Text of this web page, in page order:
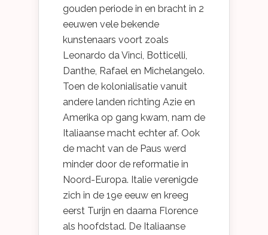
gouden periode in en bracht in 2
eeuwen vele bekende
kunstenaars voort zoals
Leonardo da Vinci, Botticelli,
Danthe, Rafael en Michelangelo.
Toen de kolonialisatie vanuit
andere landen richting Azie en
Amerika op gang kwam, nam de
Italiaanse macht echter af. Ook
de macht van de Paus werd
minder door de reformatie in
Noord-Europa. Italie verenigde
zich in de 19e eeuw en kreeg
eerst Turijn en daarna Florence
als hoofdstad. De Italiaanse